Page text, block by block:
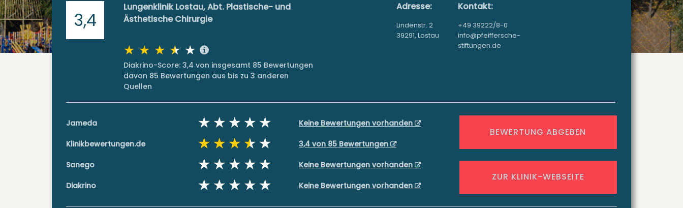
3,4
Lungenklinik Lostau, Abt. Plastische- und
Ästhetische Chirurgie
Diakrino-Score: 3,4 von insgesamt 85 Bewertungen
davon 85 Bewertungen aus bis zu 3 anderen
Quellen
Adresse:
Lindenstr. 2
39291, Lostau
Kontakt:
+49 39222/8-0
info@pfeiffersche-
stiftungen.de
Jameda Keine Bewertungen vorhanden
Klinikbewertungen.de 3,4 von 85 Bewertungen
Sanego Keine Bewertungen vorhanden
Diakrino Keine Bewertungen vorhanden
BEWERTUNG ABGEBEN
ZUR KLINIK-WEBSEITE